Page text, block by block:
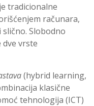
tradicionalne
računara,
Slobodno
vrste
(hybrid learning,
klasične
tehnologija (ICT)